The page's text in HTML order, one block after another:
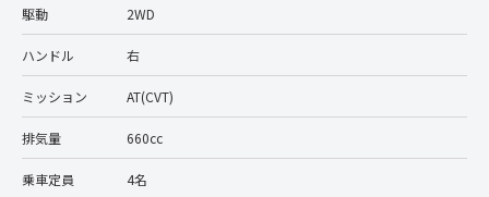
駆動 2WD
ハンドル 右
ミッション AT(CVT)
排気量 660cc
乗車定員 4名